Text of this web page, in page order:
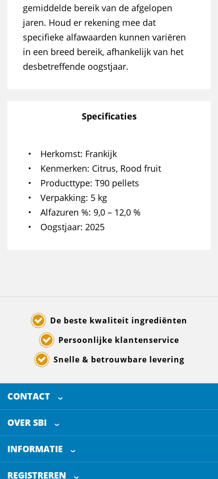
gemiddelde bereik van de afgelopen
jaren. Houd er rekening mee dat
specifieke alfawaarden kunnen variëren
in een breed bereik, afhankelijk van het
desbetreffende oogstjaar.
Specificaties
Herkomst Frankijk
Kenmerken Citrus, Rood fruit
Producttype T90 pellets
Verpakking 5 kg
Alfazuren % 9,0 – 12,0 %
Oogstjaar 2025
De beste kwaliteit ingrediënten
Persoonlijke klantenservice
Snelle & betrouwbare levering
CONTACT
SELECTED BREWING INGREDIENTS
Doornhoek 3880
5465 TBVeghel
The Netherlands
OVER SBI
Over ons
Werken bij
INFORMATIE
Klantenservice
REGISTREREN